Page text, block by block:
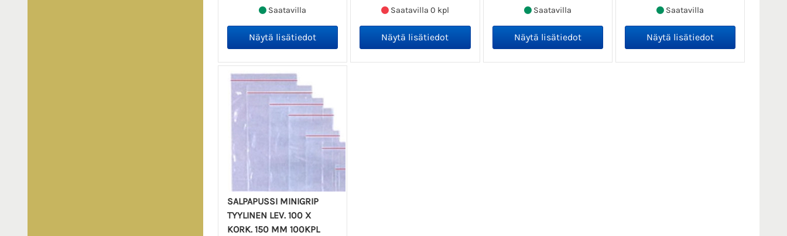
Saatavilla Saatavilla 0 kpl Saatavilla Saatavilla
SALPAPUSSI MINIGRIP
TYYLINEN LEV. 100 X
KORK. 150 MM 100KPL